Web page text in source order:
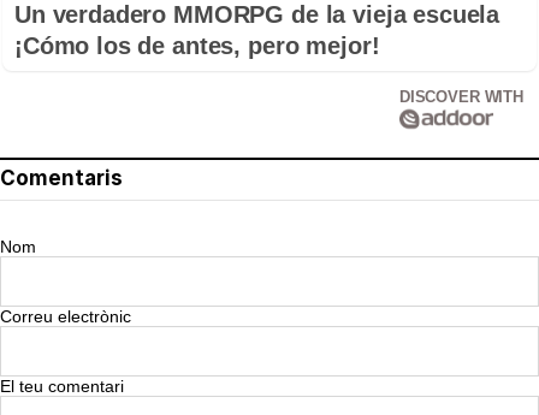
Un verdadero MMORPG de la vieja escuela
¡Cómo los de antes, pero mejor!
DISCOVER WITH
Comentaris
Nom
Correu electrònic
El teu comentari